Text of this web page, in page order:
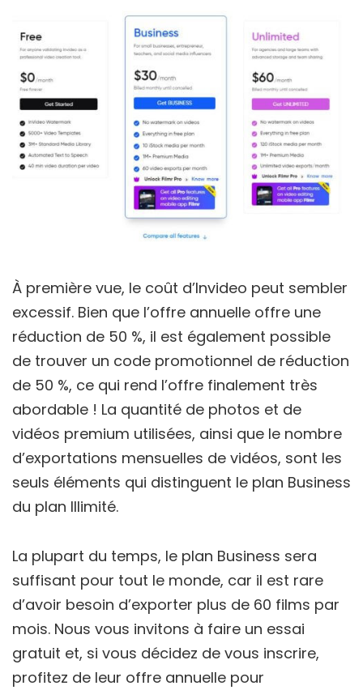
À première vue, le coût d’Invideo peut sembler
excessif. Bien que l’offre annuelle offre une
réduction de 50 %, il est également possible
de trouver un code promotionnel de réduction
de 50 %, ce qui rend l’offre finalement très
abordable ! La quantité de photos et de
vidéos premium utilisées, ainsi que le nombre
d’exportations mensuelles de vidéos, sont les
seuls éléments qui distinguent le plan Business
du plan Illimité.
La plupart du temps, le plan Business sera
suffisant pour tout le monde, car il est rare
d’avoir besoin d’exporter plus de 60 films par
mois. Nous vous invitons à faire un essai
gratuit et, si vous décidez de vous inscrire,
profitez de leur offre annuelle pour